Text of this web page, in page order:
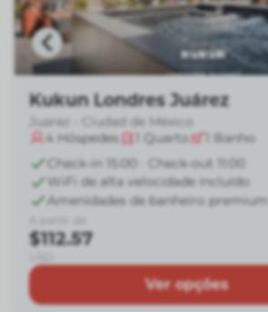
Kukun Londres Juárez
Juarez - Ciudad de México
4 Hóspedes Quarto
Banho
Check-in 15:00 · Check-out 11:00
WiFi de alta velocidade incluído
Amenidades de banheiro premium
$112.57
Ver opções